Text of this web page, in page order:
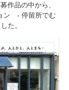
作品の中から、
ン - 停留所でむ
た。